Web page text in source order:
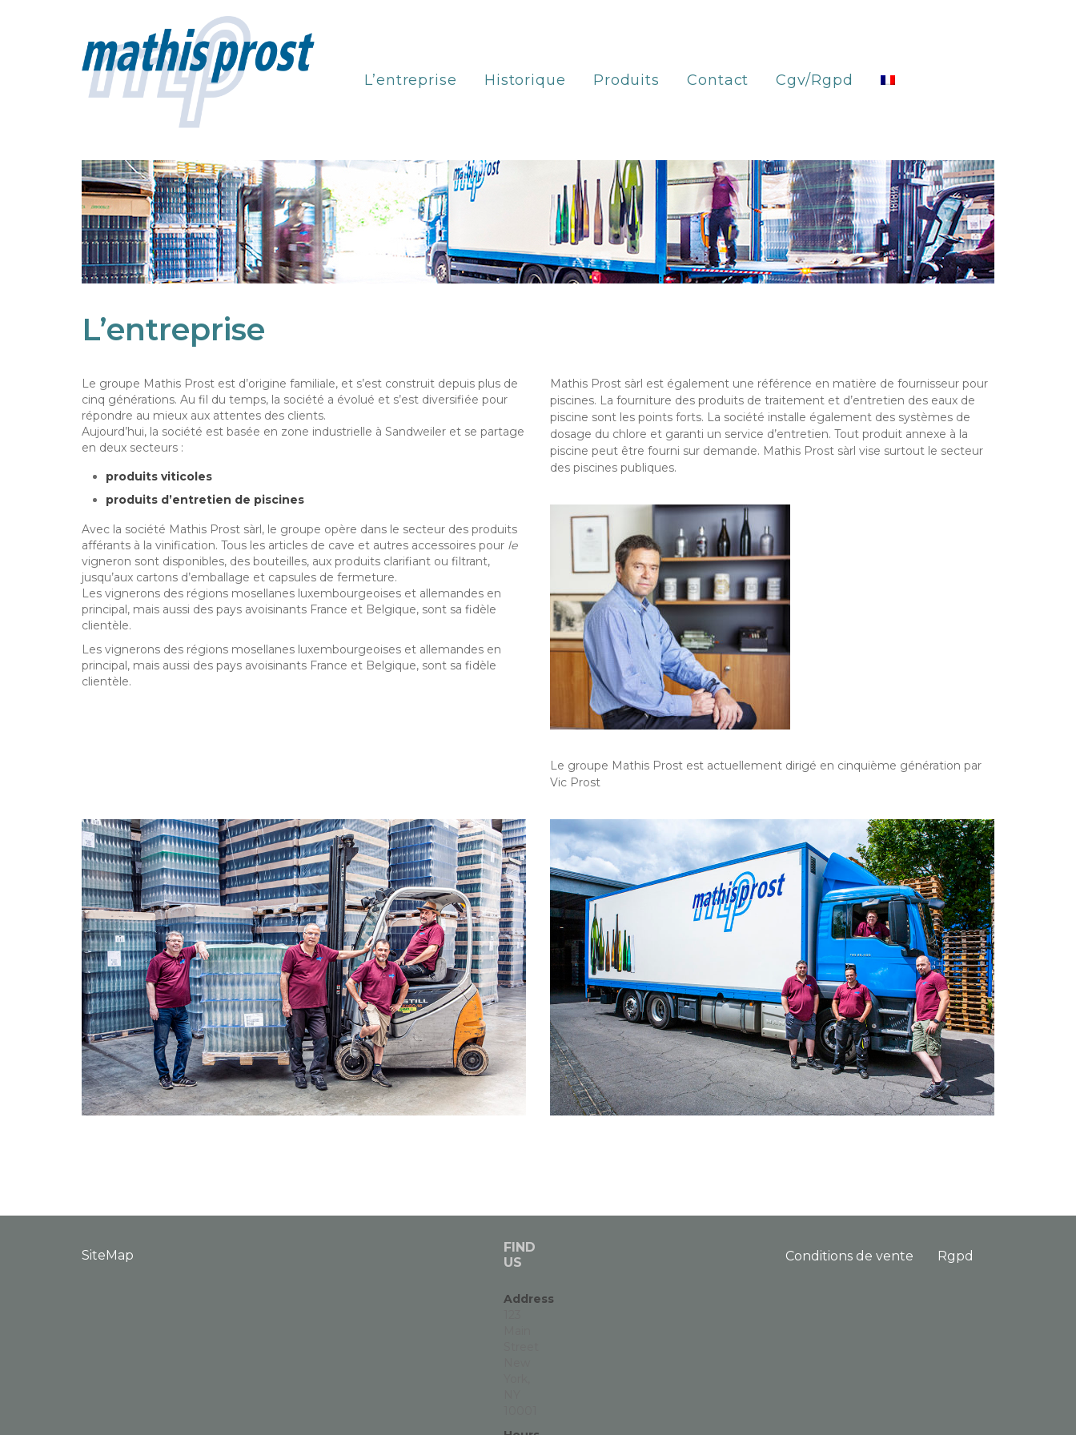
L’entreprise Historique Produits Contact Cgv/Rgpd
L’entreprise
Le groupe Mathis Prost est d’origine familiale, et s’est construit depuis plus de
cinq générations. Au fil du temps, la société a évolué et s’est diversifiée pour
répondre au mieux aux attentes des clients.
Aujourd’hui, la société est basée en zone industrielle à Sandweiler et se partage
en deux secteurs :
produits viticoles
produits d’entretien de piscines
Avec la société Mathis Prost sàrl, le groupe opère dans le secteur des produits
afférants à la vinification. Tous les articles de cave et autres accessoires pour le
vigneron sont disponibles, des bouteilles, aux produits clarifiant ou filtrant,
jusqu’aux cartons d’emballage et capsules de fermeture.
Les vignerons des régions mosellanes luxembourgeoises et allemandes en
principal, mais aussi des pays avoisinants France et Belgique, sont sa fidèle
clientèle.
Les vignerons des régions mosellanes luxembourgeoises et allemandes en
principal, mais aussi des pays avoisinants France et Belgique, sont sa fidèle
clientèle.
Mathis Prost sàrl est également une référence en matière de fournisseur pour
piscines. La fourniture des produits de traitement et d’entretien des eaux de
piscine sont les points forts. La société installe également des systèmes de
dosage du chlore et garanti un service d’entretien. Tout produit annexe à la
piscine peut être fourni sur demande. Mathis Prost sàrl vise surtout le secteur
des piscines publiques.
Le groupe Mathis Prost est actuellement dirigé en cinquième génération par
Vic Prost
SiteMap
FIND
US
Address
Conditions de vente Rgpd